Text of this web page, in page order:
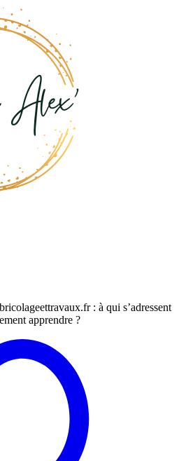
: à qui s’adressent
apprendre ?